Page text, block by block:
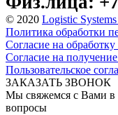
© 2020 Logistic
Политика обработки
Согласие на
Согласие на
Пользовательское
ЗАКАЗАТЬ ЗВОНОК
Мы свяжемся с Вами в
вопросы